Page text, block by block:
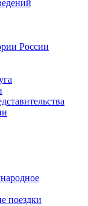
России
поездки